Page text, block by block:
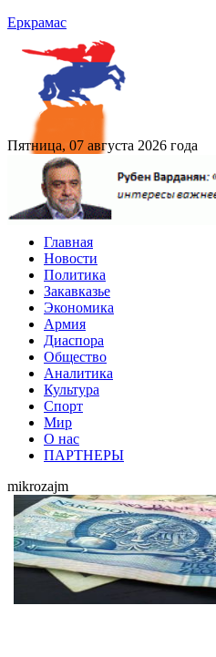
Еркрамас
Пятница, 07 августа 2026 года
Главная
Новости
Политика
Закавказье
Экономика
Армия
Диаспора
Общество
Аналитика
Культура
Спорт
Мир
О нас
ПАРТНЕРЫ
mikrozajm